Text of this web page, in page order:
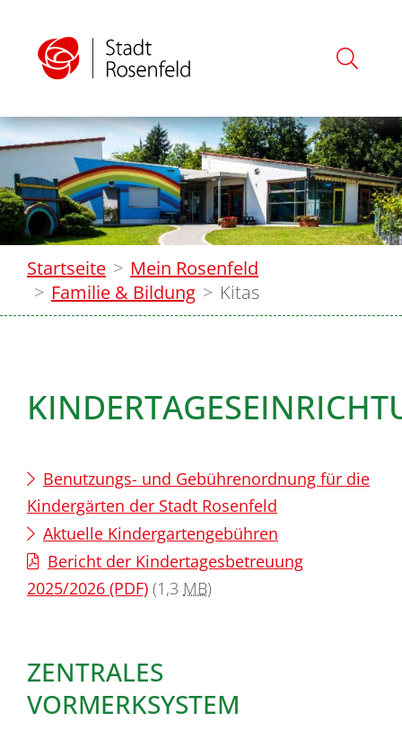
Startseite
Mein Rosenfeld
Familie & Bildung
Kitas
Benutzungs- und Gebührenordnung für die
Kindergärten der Stadt Rosenfeld
Aktuelle Kindergartengebühren
Bericht der Kindertagesbetreuung
2025/2026 (PDF) (1,3 MB)
ZENTRALES
VORMERKSYSTEM